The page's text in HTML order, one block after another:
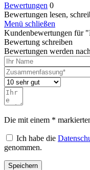
Bewertungen 0
Bewertungen lesen,
Menü schließen
Kundenbewertungen für
Bewertung schreiben
Bewertungen werden
Die mit einem *
Ich habe die
genommen.
Speichern